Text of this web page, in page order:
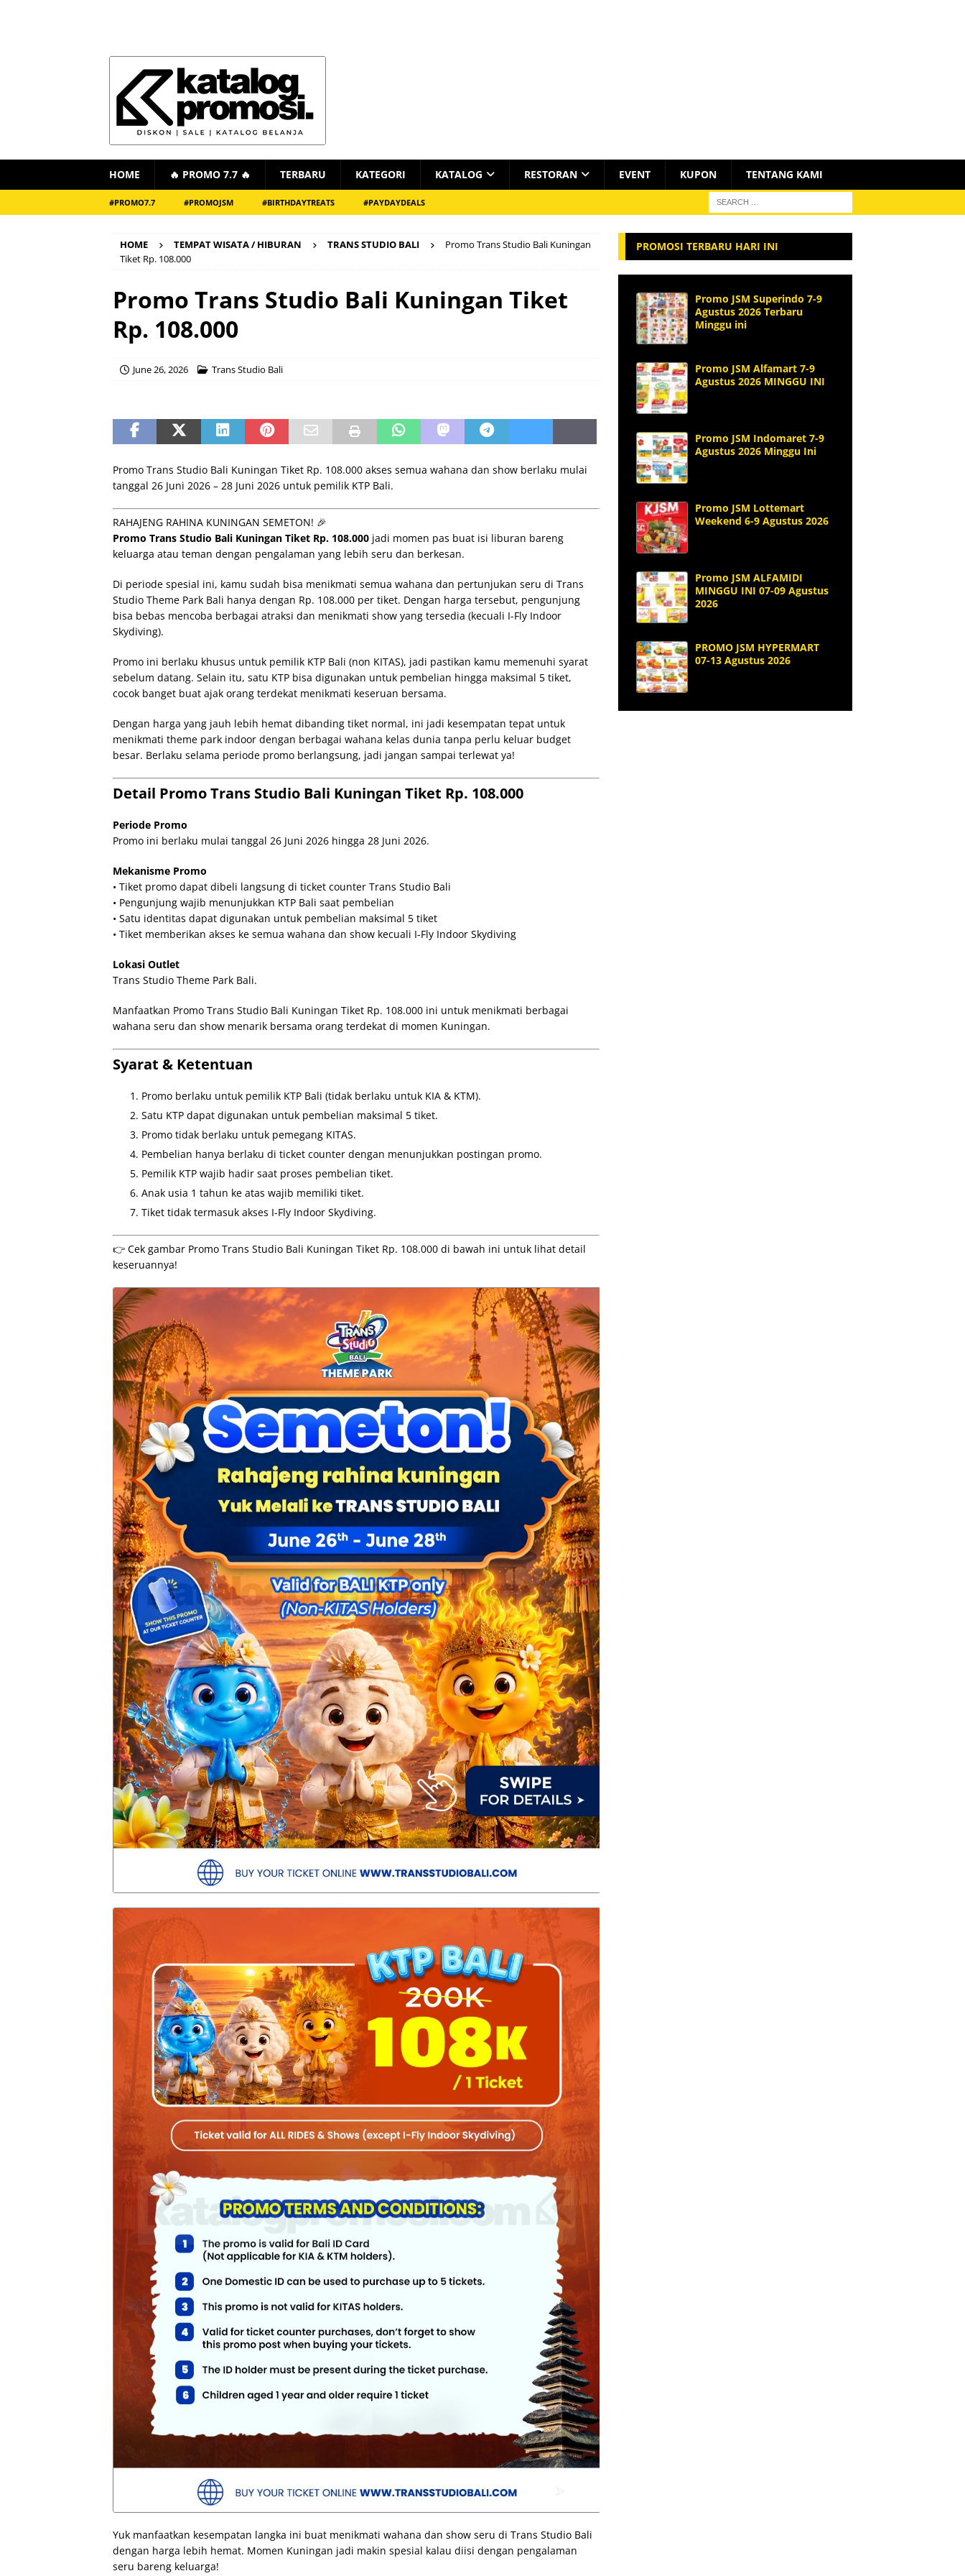
HOME 🔥 PROMO 7.7 🔥 TERBARU KATEGORI KATALOG RESTORAN EVENT KUPON TENTANG KAMI
#PROMO7.7 #PROMOJSM #BIRTHDAYTREATS #PAYDAYDEALS
HOME TEMPAT WISATA / HIBURAN TRANS STUDIO BALI
Promo Trans Studio Bali Kuningan
Tiket Rp. 108.000
Promo Trans Studio Bali Kuningan Tiket
Rp. 108.000
June 26, 2026 Trans Studio Bali
Promo Trans Studio Bali Kuningan Tiket Rp. 108.000 akses semua wahana dan show berlaku mulai
tanggal 26 Juni 2026 – 28 Juni 2026 untuk pemilik KTP Bali.
RAHAJENG RAHINA KUNINGAN SEMETON! 🎉
Promo Trans Studio Bali Kuningan Tiket Rp. 108.000 jadi momen pas buat isi liburan bareng
keluarga atau teman dengan pengalaman yang lebih seru dan berkesan.
Di periode spesial ini, kamu sudah bisa menikmati semua wahana dan pertunjukan seru di Trans
Studio Theme Park Bali hanya dengan Rp. 108.000 per tiket. Dengan harga tersebut, pengunjung
bisa bebas mencoba berbagai atraksi dan menikmati show yang tersedia (kecuali I-Fly Indoor
Skydiving).
Promo ini berlaku khusus untuk pemilik KTP Bali (non KITAS), jadi pastikan kamu memenuhi syarat
sebelum datang. Selain itu, satu KTP bisa digunakan untuk pembelian hingga maksimal 5 tiket,
cocok banget buat ajak orang terdekat menikmati keseruan bersama.
Dengan harga yang jauh lebih hemat dibanding tiket normal, ini jadi kesempatan tepat untuk
menikmati theme park indoor dengan berbagai wahana kelas dunia tanpa perlu keluar budget
besar. Berlaku selama periode promo berlangsung, jadi jangan sampai terlewat ya!
Detail Promo Trans Studio Bali Kuningan Tiket Rp. 108.000
Periode Promo
Promo ini berlaku mulai tanggal 26 Juni 2026 hingga 28 Juni 2026.
Mekanisme Promo
• Tiket promo dapat dibeli langsung di ticket counter Trans Studio Bali
• Pengunjung wajib menunjukkan KTP Bali saat pembelian
• Satu identitas dapat digunakan untuk pembelian maksimal 5 tiket
• Tiket memberikan akses ke semua wahana dan show kecuali I-Fly Indoor Skydiving
Lokasi Outlet
Trans Studio Theme Park Bali.
Manfaatkan Promo Trans Studio Bali Kuningan Tiket Rp. 108.000 ini untuk menikmati berbagai
wahana seru dan show menarik bersama orang terdekat di momen Kuningan.
Syarat & Ketentuan
Promo berlaku untuk pemilik KTP Bali (tidak berlaku untuk KIA & KTM).
Satu KTP dapat digunakan untuk pembelian maksimal 5 tiket.
Promo tidak berlaku untuk pemegang KITAS.
Pembelian hanya berlaku di ticket counter dengan menunjukkan postingan promo.
Pemilik KTP wajib hadir saat proses pembelian tiket.
Anak usia 1 tahun ke atas wajib memiliki tiket.
Tiket tidak termasuk akses I-Fly Indoor Skydiving.
👉 Cek gambar Promo Trans Studio Bali Kuningan Tiket Rp. 108.000 di bawah ini untuk lihat detail
keseruannya!
Yuk manfaatkan kesempatan langka ini buat menikmati wahana dan show seru di Trans Studio Bali
dengan harga lebih hemat. Momen Kuningan jadi makin spesial kalau diisi dengan pengalaman
seru bareng keluarga!
PROMOSI TERBARU HARI INI
Promo JSM Superindo 7-9
Agustus 2026 Terbaru
Minggu ini
Promo JSM Alfamart 7-9
Agustus 2026 MINGGU INI
Promo JSM Indomaret 7-9
Agustus 2026 Minggu Ini
Promo JSM Lottemart
Weekend 6-9 Agustus 2026
Promo JSM ALFAMIDI
MINGGU INI 07-09 Agustus
2026
PROMO JSM HYPERMART
07-13 Agustus 2026